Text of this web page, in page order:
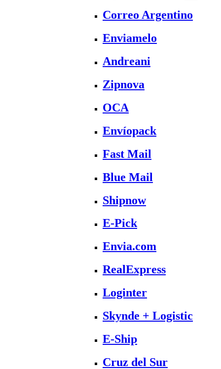
Correo Argentino
Enviamelo
Andreani
Zipnova
OCA
Envíopack
Fast Mail
Blue Mail
Shipnow
E-Pick
Envia.com
RealExpress
Loginter
Skynde + Logistic
E-Ship
Cruz del Sur